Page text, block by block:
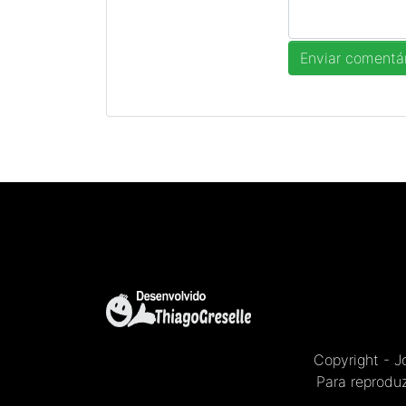
Copyright -
Para